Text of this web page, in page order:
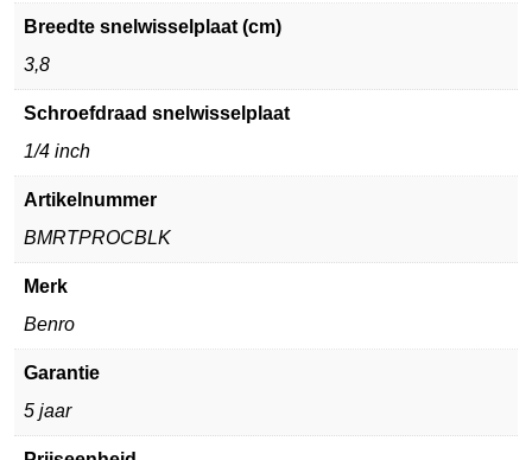
Breedte snelwisselplaat (cm)
3,8
Schroefdraad snelwisselplaat
1/4 inch
Artikelnummer
BMRTPROCBLK
Merk
Benro
Garantie
5 jaar